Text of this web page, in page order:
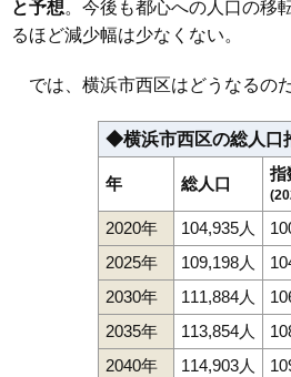
と予想。今後も都心への人口の移
るほど減少幅は少なくない。
では、横浜市西区はどうなるのだ
◆横浜市西区の総人口
年 総人口
指
2020年 104,935人
2025年
109,198人
2030年
111,884人
2035年
113,854人
2040年
114,903人